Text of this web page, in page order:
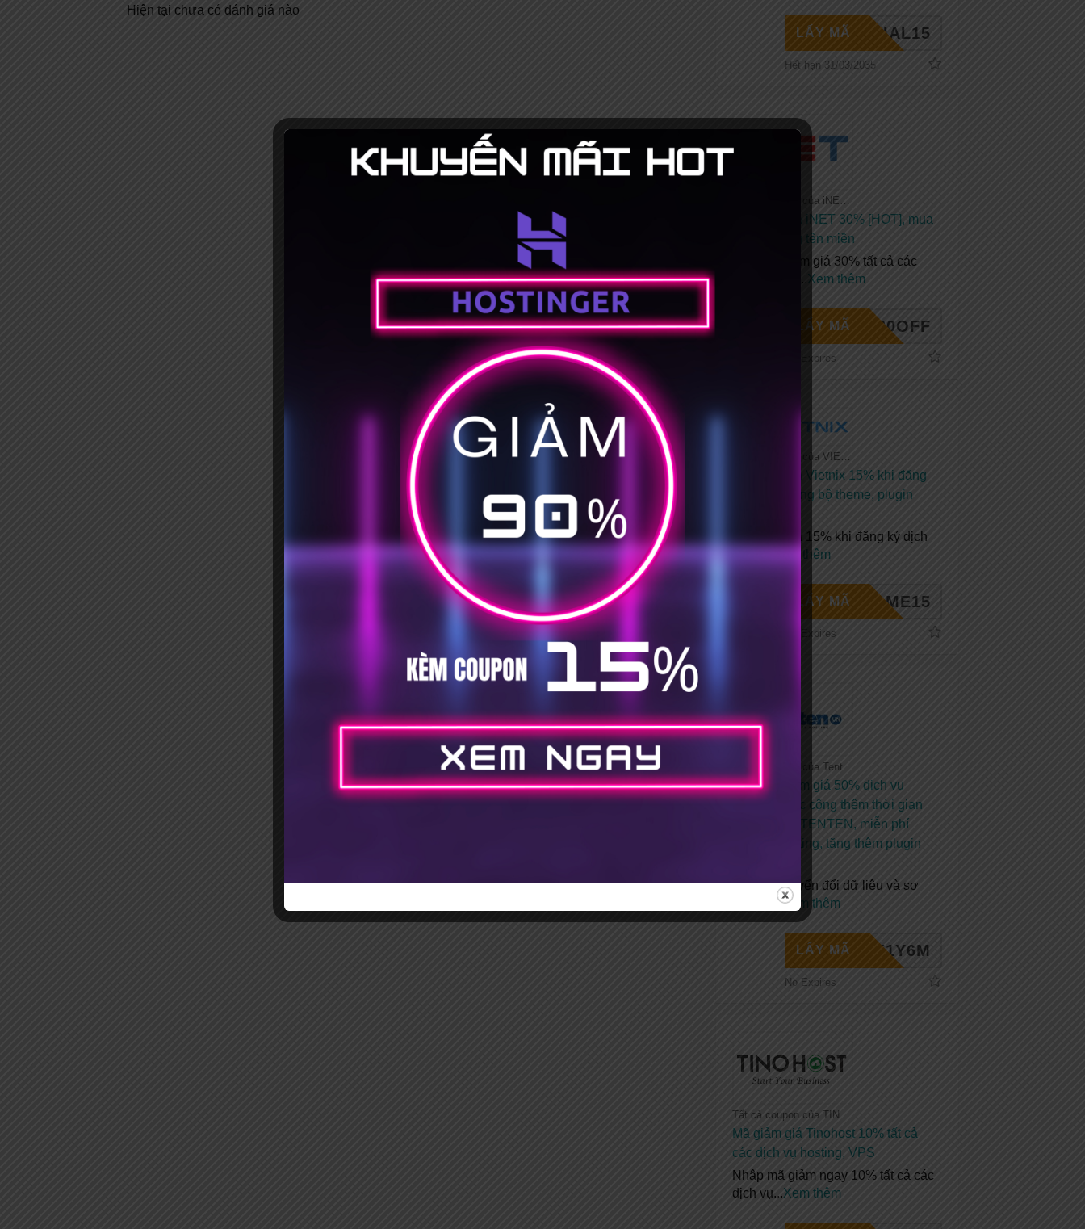
Hiện tại chưa có đánh giá nào
PECIAL15
LẤY MÃ
Hết hạn 31/03/2035
Mã giảm giá iNET 30% [HOT], mua
hosting tặng tên miền
Coupon giảm giá 30% tất cả các
...Xem thêm
NET30OFF
LẤY MÃ
No Expires
Tất cả coupon của VIETNIX
Mã giảm giá Vietnix 15% khi đăng
ký mới + Tặng bộ theme, plugin
Mã giảm giá 15% khi đăng ký dịch
Xem thêm
ELCOME15
LẤY MÃ
No Expires
Coupon giảm giá 50% dịch vụ
hosting hoặc cộng thêm thời gian
sử dụng tại TENTEN, miễn phí
chuyển hosting, tặng thêm plugin
Chi phí chuyển đổi dữ liệu và sợ
...Xem thêm
HE1Y6M
LẤY MÃ
No Expires
Tất cả coupon của TINOHOST
Mã giảm giá Tinohost 10% tất cả
các dịch vụ hosting, VPS
Nhập mã giảm ngay 10% tất cả các
dịch vụ...Xem thêm